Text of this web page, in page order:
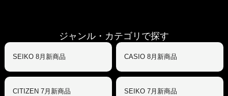
ジャンル・カテゴリで探す
SEIKO 8月新商品 CASIO 8月新商品
CITIZEN 7月新商品 SEIKO 7月新商品